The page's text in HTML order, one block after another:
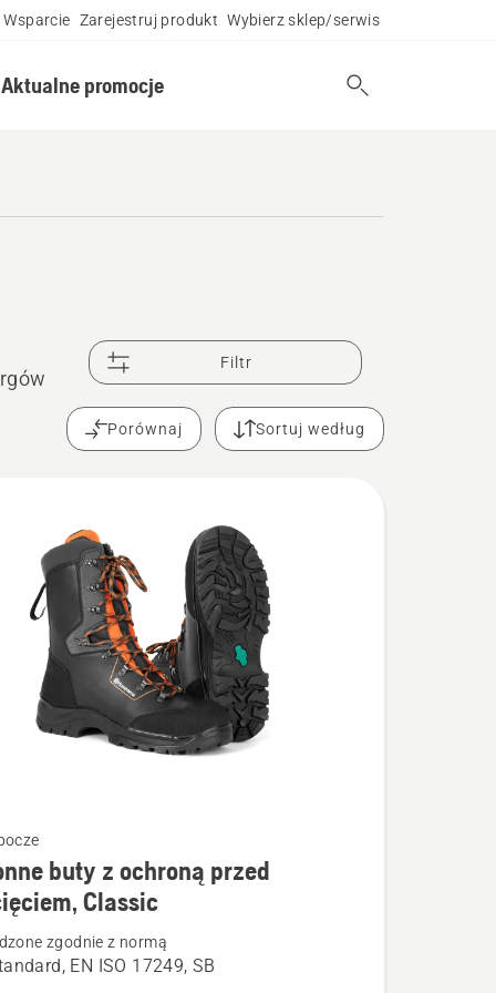
Wsparcie Zarejestruj produkt Wybierz sklep/serwis
Aktualne promocje
Filtr
Porównaj Sortuj według
buty z ochroną przed
Classic
zgodnie z normą
EN ISO 17249, SB